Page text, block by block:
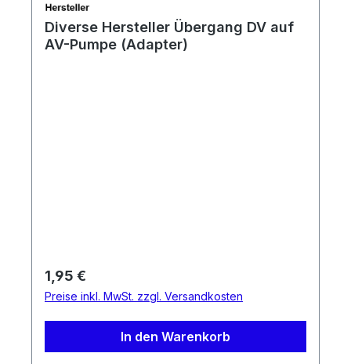
Diverse Hersteller Übergang DV auf
AV-Pumpe (Adapter)
Regulärer Preis:
1,95 €
Preise inkl. MwSt. zzgl. Versandkosten
In den Warenkorb